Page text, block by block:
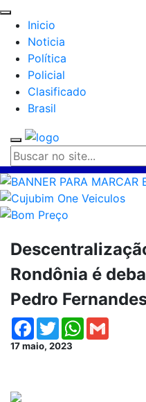
Inicio
Noticia
Política
Policial
Clasificado
Brasil
Rondônia é
Pedro
Facebook
TwitterWhatsApp
17 maio, 2023